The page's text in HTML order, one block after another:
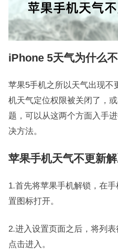
iPhone 5天气为什么
苹果5手机之所以天气出现不
机天气定位权限被关闭了，
题，可以从这两个方面入手
决方法。
苹果手机天气不更新
1.首先将苹果手机解锁，在
置图标打开。
2.进入设置页面之后，将列
点击进入。